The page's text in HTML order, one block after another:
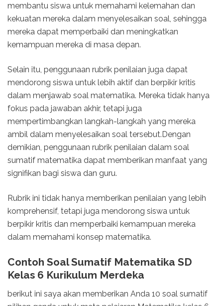
membantu siswa untuk memahami kelemahan dan
kekuatan mereka dalam menyelesaikan soal, sehingga
mereka dapat memperbaiki dan meningkatkan
kemampuan mereka di masa depan.
Selain itu, penggunaan rubrik penilaian juga dapat
mendorong siswa untuk lebih aktif dan berpikir kritis
dalam menjawab soal matematika. Mereka tidak hanya
fokus pada jawaban akhir, tetapi juga
mempertimbangkan langkah-langkah yang mereka
ambil dalam menyelesaikan soal tersebut.Dengan
demikian, penggunaan rubrik penilaian dalam soal
sumatif matematika dapat memberikan manfaat yang
signifikan bagi siswa dan guru.
Rubrik ini tidak hanya memberikan penilaian yang lebih
komprehensif, tetapi juga mendorong siswa untuk
berpikir kritis dan memperbaiki kemampuan mereka
dalam memahami konsep matematika.
Contoh Soal Sumatif Matematika SD
Kelas 6 Kurikulum Merdeka
berikut ini saya akan memberikan Anda 10 soal sumatif